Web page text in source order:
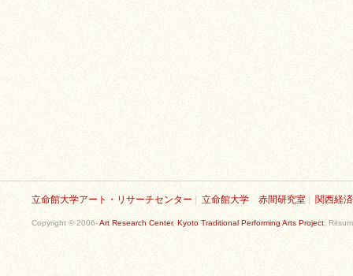
立命館大学アート・リサーチセンター 立命館大学 赤間研究室 関西経
Copyright © 2006-Art Research Center, Kyoto Traditional Performing Arts Project ,